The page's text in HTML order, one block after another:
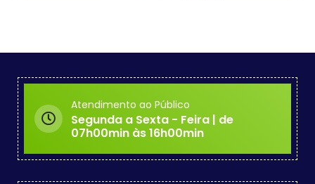
Atendimento ao Público
Segunda a Sexta - Feira | de
07h00min às 16h00min